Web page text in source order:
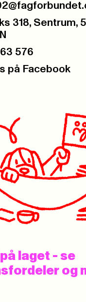
318, Sentrum,
63 576
på Facebook
laget - se
og